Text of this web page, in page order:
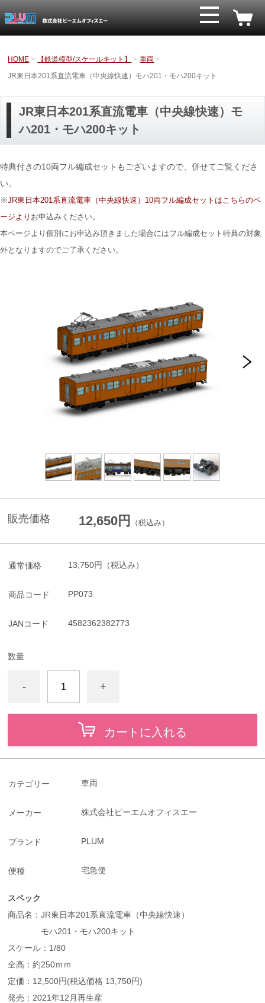
HOME 【鉄道模型/スケールキット】
車両
JR東日本201系直流電車（中央線快速）モハ201・モハ200キット
JR東日本201系直流電車（中央線快速）モ
ハ201・モハ200キット
特典付きの10両フル編成セットもございますので、併せてご覧くださ
い。
※JR東日本201系直流電車（中央線快速）10両フル編成セットはこちらのペ
ージより お申込みください。
本ページより個別にお申込み頂きました場合にはフル編成セット特典の対象
外となりますのでご了承ください。
販売価格 12,650円 （税込み）
通常価格 13,750円 （税込み）
商品コード PP073
JANコード 4582362382773
数量
- +
カートに入れる
カテゴリー 車両
メーカー 株式会社ピーエムオフィスエー
ブランド PLUM
便種 宅急便
スペック
商品名：JR東日本201系直流電車（中央線快速）
モハ201・モハ200キット
スケール：1/80
全高：約250ｍｍ
定価：12,500円(税込価格 13,750円)
発売：2021年12月再生産